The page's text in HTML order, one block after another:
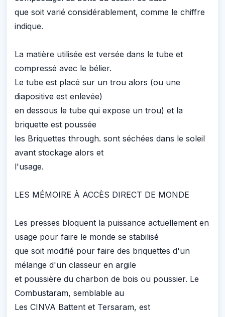
que soit varié considérablement, comme le chiffre
indique.
La matière utilisée est versée dans le tube et
compressé avec le bélier.
Le tube est placé sur un trou alors (ou une
diapositive est enlevée)
en dessous le tube qui expose un trou) et la
briquette est poussée
les Briquettes through. sont séchées dans le soleil
avant stockage alors et
l'usage.
LES MÉMOIRE À ACCÈS DIRECT DE MONDE
Les presses bloquent la puissance actuellement en
usage pour faire le monde se stabilisé
que soit modifié pour faire des briquettes d'un
mélange d'un classeur en argile
et poussière du charbon de bois ou poussier. Le
Combustaram, semblable au
Les CINVA Battent et Tersaram, est